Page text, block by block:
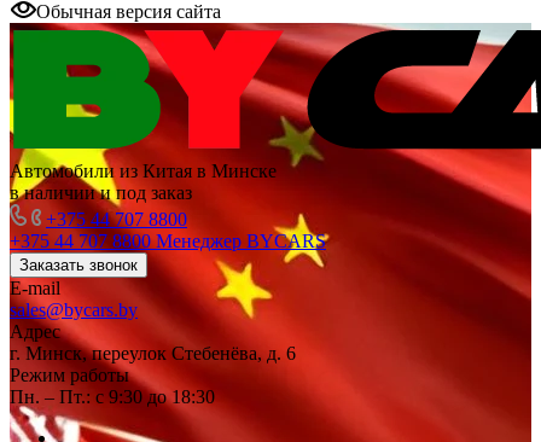
Обычная версия сайта
Автомобили из Китая в Минске
в наличии и под заказ
+375 44 707 8800
+375 44 707 8800 Менеджер BYCARS
Заказать звонок
E-mail
sales@bycars.by
Адрес
г. Минск, переулок Стебенёва, д. 6
Режим работы
Пн. – Пт.: с 9:30 до 18:30